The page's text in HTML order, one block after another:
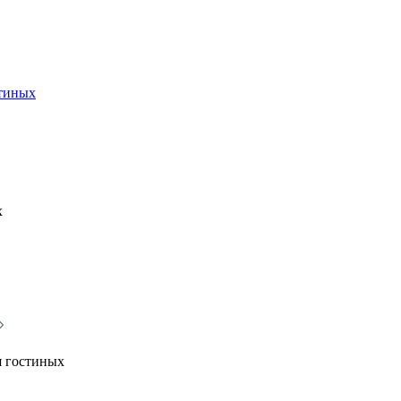
гостиных